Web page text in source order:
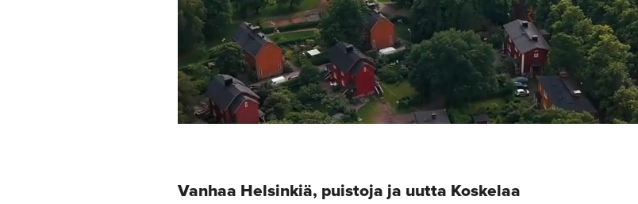
Vanhaa Helsinkiä, puistoja ja uutta Koskelaa